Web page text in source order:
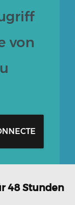
von
48 Stunden